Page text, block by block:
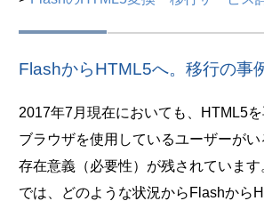
FlashからHTML5へ。移行の事
2017年7月現在においても、HTML5
ブラウザを使用しているユーザーが
存在意義（必要性）が残されていま
では、どのような状況からFlashから